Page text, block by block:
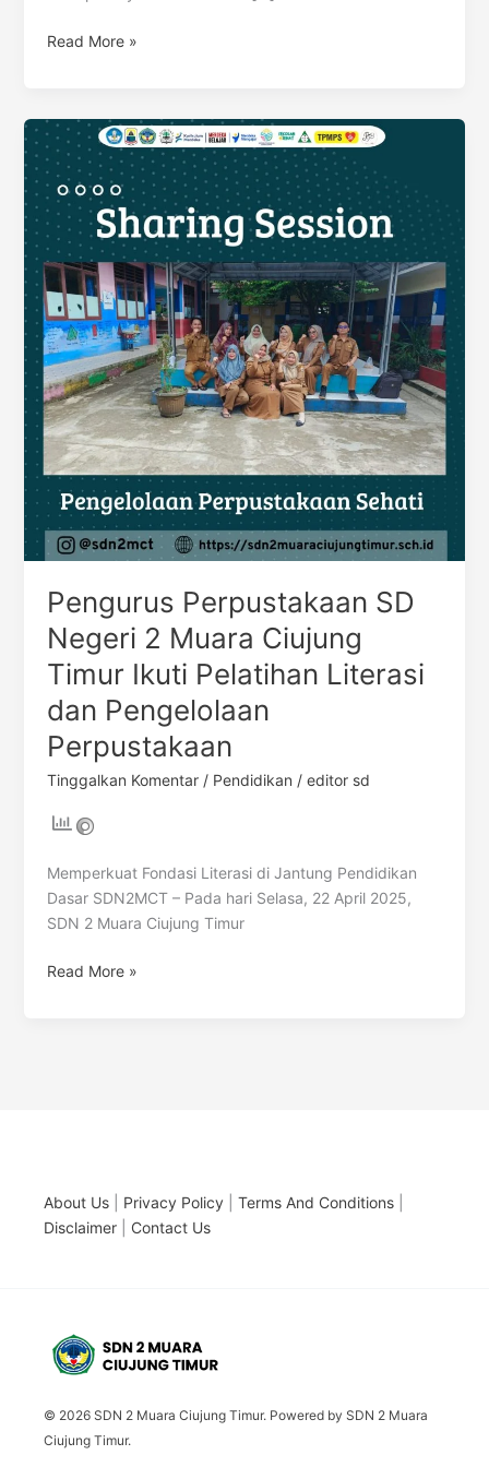
Read More »
Pengurus Perpustakaan SD
Negeri 2 Muara Ciujung
Timur Ikuti Pelatihan Literasi
dan Pengelolaan
Perpustakaan
Tinggalkan Komentar / Pendidikan / editor sd
Memperkuat Fondasi Literasi di Jantung Pendidikan
Dasar SDN2MCT – Pada hari Selasa, 22 April 2025,
SDN 2 Muara Ciujung Timur
Pengurus
Perpustakaan
SD
Negeri
2
Muara
Ciujung
Timur
Ikuti
Pelatihan
Literasi
dan
Pengelolaan
Perpustakaan
Read More »
About Us Privacy Policy Terms And Conditions
Disclaimer
Contact Us
© 2026 SDN 2 Muara Ciujung Timur. Powered by SDN 2 Muara
Ciujung Timur.